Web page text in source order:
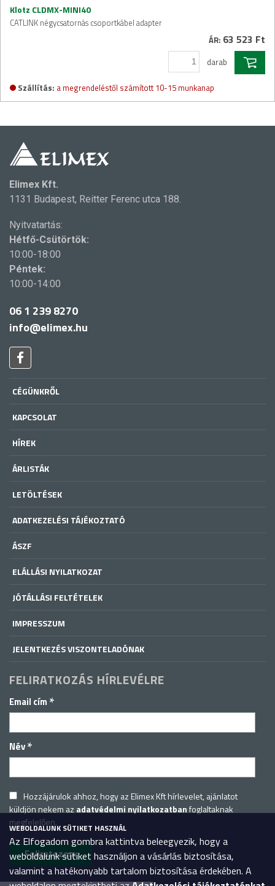
Klotz CLDMX-MINI40
CATLINK négycsatornás csoportkábel adapter
ÁR: 63 523 Ft
darab
Szállítás: a megrendeléstől számított 10-15 munkanap
Elimex Kft.
1131 Budapest, Reitter Ferenc utca 188.
Nyitvatartás:
Hétfő-Csütörtök:
10:00-18:00
Péntek:
10:00-14:00
06 1 239 8270
info@elimex.hu
CÉGÜNKRŐL
KAPCSOLAT
HÍREK
ÁRLISTÁK
LETÖLTÉSEK
ADATKEZELÉSI TÁJÉKOZTATÓ
ÁSZF
ELÁLLÁSI NYILATKOZAT
JÓTÁLLÁSI FELTÉTELEK
IMPRESSZUM
JELENTKEZÉS VISZONTELADÓNAK
FELIRATKOZÁS HÍRLEVÉLRE
Email cím *
Név*
Hozzájárulok ahhoz, hogy az Elimex Kft hírlevelet, ajánlatot
küldjön nekem az adatvédelmi nyilatkozatbanfoglaltaknak
megfelelően.
WEBOLDALUNK SÜTIKET HASZNÁL
Az Elfogadom gombra kattintva beleegyezik, hogy a
weboldalunk sütiket használjon a vásárlás biztosítása,
valamint a hatékonyabb tartalom biztosítása érdekében. A